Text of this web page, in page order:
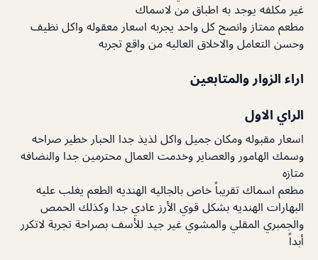
غير مكلفه يوجد به اطباق من لاسماك
مطعم ممتاز وانصح كل واحد يجربه اسعار معقوله واكل نظيف
وحسن التعامل والاخلاق العاليه من واقع تجربه
اراء الزوار والمتابعين
الراي الاول
اسعار مقبوله ومكان جميل واكل لذيذ جدا الحبار خطير صراحه
وسمك الهامور والعصاير وخدمت العمال محترمين جدا والنضافه
متازه
مطعم اسماك تقريباً خاص بالجاليه الهنديه الطعم يغلب عليه
البهارات الهنديه بشكل قوي الأرز عادي جدا وكذلك الحمص
والجمبري المقلي والمشوي غير جيد للأسف بصراحة تجربة لاتكرر
أبداً